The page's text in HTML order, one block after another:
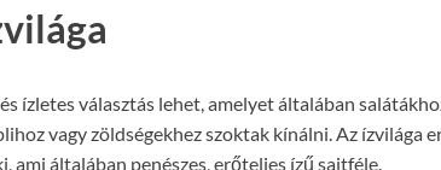
ízletes választás lehet, amelyet általában
vagy zöldségekhez szoktak kínálni. Az ízvilága
ami általában penészes, erőteljes ízű sajtféle.